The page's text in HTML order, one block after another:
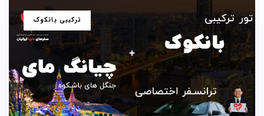
برچسب
ها
ترکیبی بانکوک